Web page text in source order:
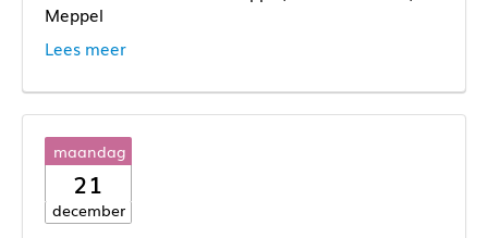
Meppel
Lees meer
maandag
21
december